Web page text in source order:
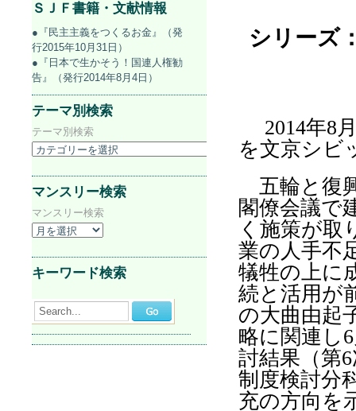
シリーズ
2014年8
を文京シビ
五輪と復
閣僚会議で
く施策が取
業の人手不
犠牲の上に
続と活用が
の大曲由起
略に関連し 6
討結果（第6
制度検討分
充の方向を
ＳＪＦ書籍・文献情報
●『民主主義をつくるお金』（発
行2015年10月31日）
●『日本で生かそう！国連人権勧
告』（発行2014年8月4日）
テーマ別検索
テーマ別検索
マンスリー検索
マンスリー検索
キーワード検索
Search...